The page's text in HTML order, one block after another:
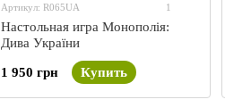
Артикул: R065UA 1
Настольная игра Монополія:
Дива України
1 950 грн Купить